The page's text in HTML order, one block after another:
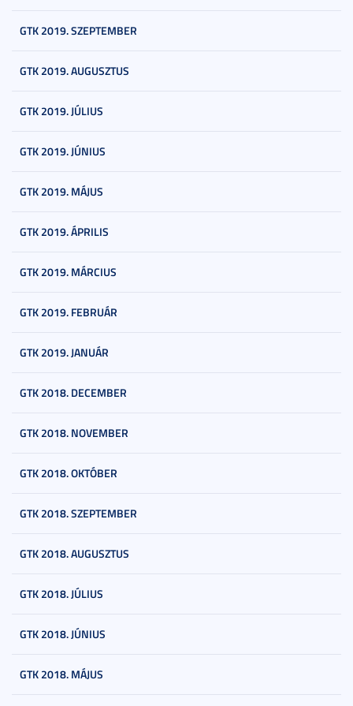
GTK 2019. SZEPTEMBER
GTK 2019. AUGUSZTUS
GTK 2019. JÚLIUS
GTK 2019. JÚNIUS
GTK 2019. MÁJUS
GTK 2019. ÁPRILIS
GTK 2019. MÁRCIUS
GTK 2019. FEBRUÁR
GTK 2019. JANUÁR
GTK 2018. DECEMBER
GTK 2018. NOVEMBER
GTK 2018. OKTÓBER
GTK 2018. SZEPTEMBER
GTK 2018. AUGUSZTUS
GTK 2018. JÚLIUS
GTK 2018. JÚNIUS
GTK 2018. MÁJUS